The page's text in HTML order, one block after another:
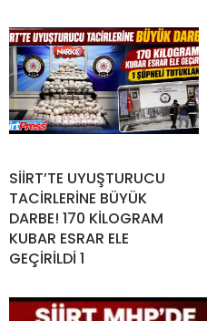
SİİRT’TE UYUŞTURUCU
TACİRLERİNE BÜYÜK
DARBE! 170 KİLOGRAM
KUBAR ESRAR ELE
GEÇİRİLDİ 1